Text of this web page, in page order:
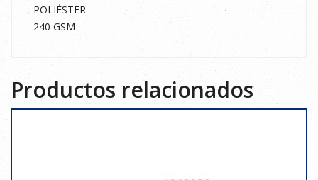
POLIÉSTER
240 GSM
Productos relacionados